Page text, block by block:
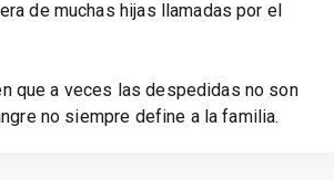
de muchas hijas llamadas por el
que a veces las despedidas no son
no siempre define a la familia.